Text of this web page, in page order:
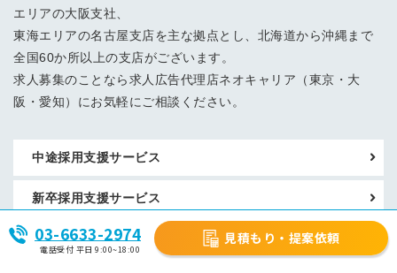
03-6633-2974
電話受付 平日 9:00~18:00
見積もり・提案依頼
エリアの大阪支社、
東海エリアの名古屋支店を主な拠点とし、北海道から沖縄まで
全国60か所以上の支店がございます。
求人募集のことなら求人広告代理店ネオキャリア（東京・大
阪・愛知）にお気軽にご相談ください。
中途採用支援サービス
新卒採用支援サービス
アルバイト・パート採用支援サービス